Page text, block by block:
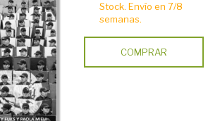
Stock. Envío en 7/8
semanas.
COMPRAR